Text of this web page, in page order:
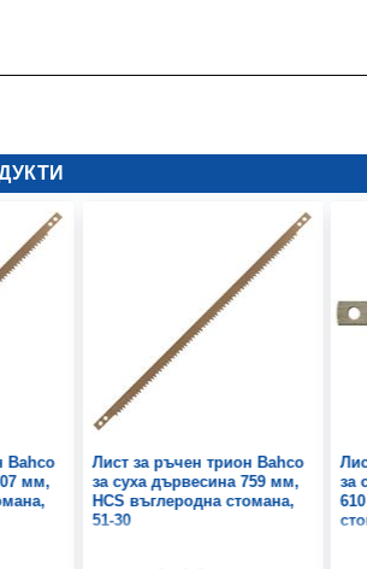
Bahco
мм,
Лист за ръчен трион Bahco
за суха дървесина 759 мм,
HCS въглеродна стомана,
51-30
за